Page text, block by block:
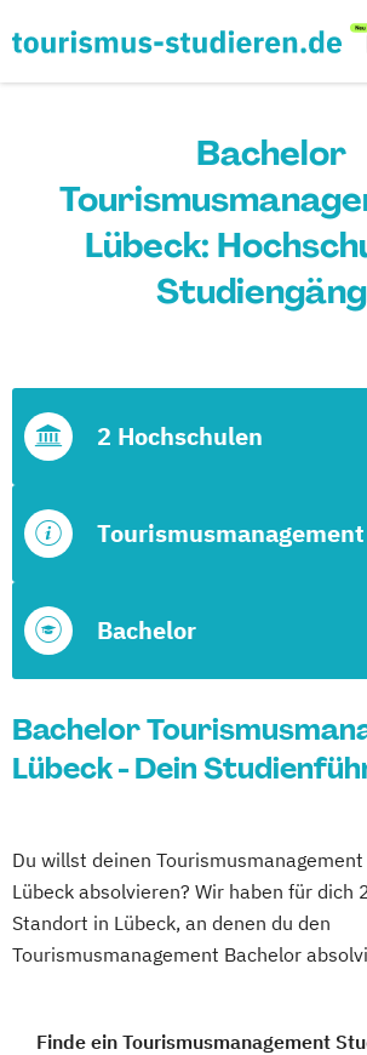
Bachelor
Lübeck:
Bachelor
Tourismusmanagement
2 Hochschulen
Bachelor
Lübeck - Dein
Du willst deinen
Lübeck absolvieren? Wir haben für dich
Standort in Lübeck, an denen du den
Tourismusmanagement Bachelor
Finde ein Tourismusmanagement